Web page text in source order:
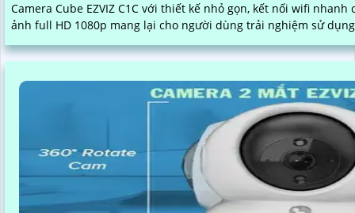
Camera Cube EZVIZ C1C với thiết kế nhỏ gọn, kết nối wifi
ảnh full HD 1080p mang lại cho người dùng trải nghiệm sử